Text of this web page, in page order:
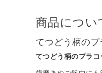
商品につい
てつどう柄のプ
てつどう柄のプラコ